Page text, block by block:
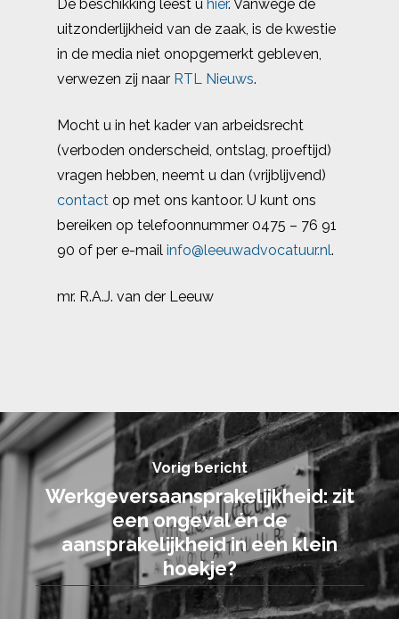
De beschikking leest u hier. Vanwege de
uitzonderlijkheid van de zaak, is de kwestie
in de media niet onopgemerkt gebleven,
verwezen zij naar RTL Nieuws.
Mocht u in het kader van arbeidsrecht
(verboden onderscheid, ontslag, proeftijd)
vragen hebben, neemt u dan (vrijblijvend)
contact op met ons kantoor. U kunt ons
bereiken op telefoonnummer 0475 – 76 91
90 of per e-mail info@leeuwadvocatuur.nl.
mr. R.A.J. van der Leeuw
Vorig bericht
Werkgeversaansprakelijkheid: zit
een ongeval én de
aansprakelijkheid in een klein
hoekje?